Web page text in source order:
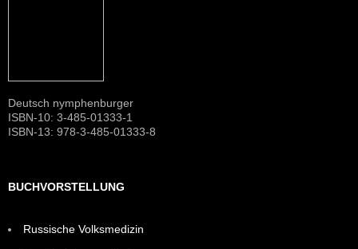
Deutsch nymphenburger
ISBN-10: 3-485-01333-1
ISBN-13: 978-3-485-01333-8
BUCHVORSTELLUNG
Russische Volksmedizin